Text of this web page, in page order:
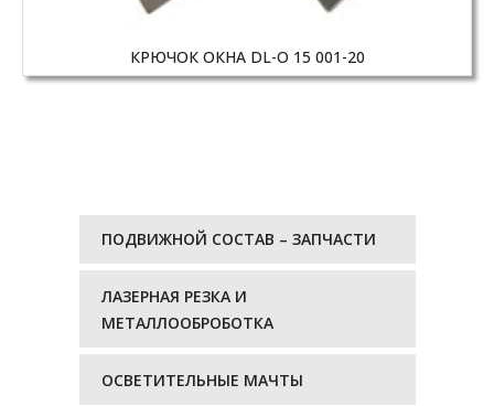
КРЮЧОК ОКНА DL-O 15 001-20
ПОДВИЖНОЙ СОСТАВ – ЗАПЧАСТИ
ЛАЗЕРНАЯ РЕЗКА И
МЕТАЛЛООБРОБОТКА
ОСВЕТИТЕЛЬНЫЕ МАЧТЫ